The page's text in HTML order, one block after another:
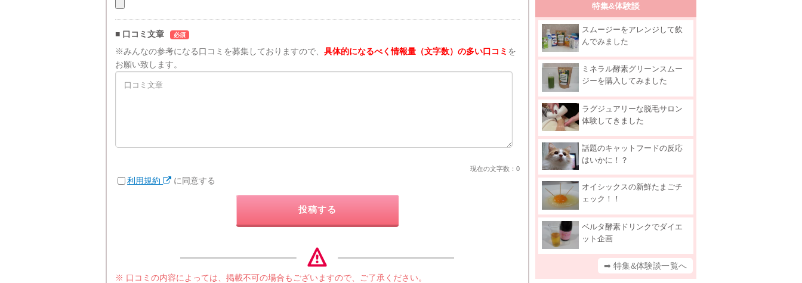
■ 口コミ文章 必須
※みんなの参考になる口コミを募集しておりますので、具体的になるべく情報量（文字数）の多い口コミ を
お願い致します。
現在の文字数： 0
利用規約 に同意する
投稿する
※ 口コミの内容によっては、掲載不可の場合もございますので、ご了承ください。
特集&体験談
スムージーをアレンジして飲
んでみました
ミネラル酵素グリーンスムー
ジーを購入してみました
ラグジュアリーな脱毛サロン
体験してきました
話題のキャットフードの反応
はいかに！？
オイシックスの新鮮たまごチ
ェック！！
ベルタ酵素ドリンクでダイエ
ット企画
➡ 特集&体験談一覧へ